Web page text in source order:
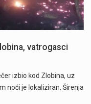
vatrogasci
izbio kod Zlobina, uz
noći je lokaliziran. Širenja